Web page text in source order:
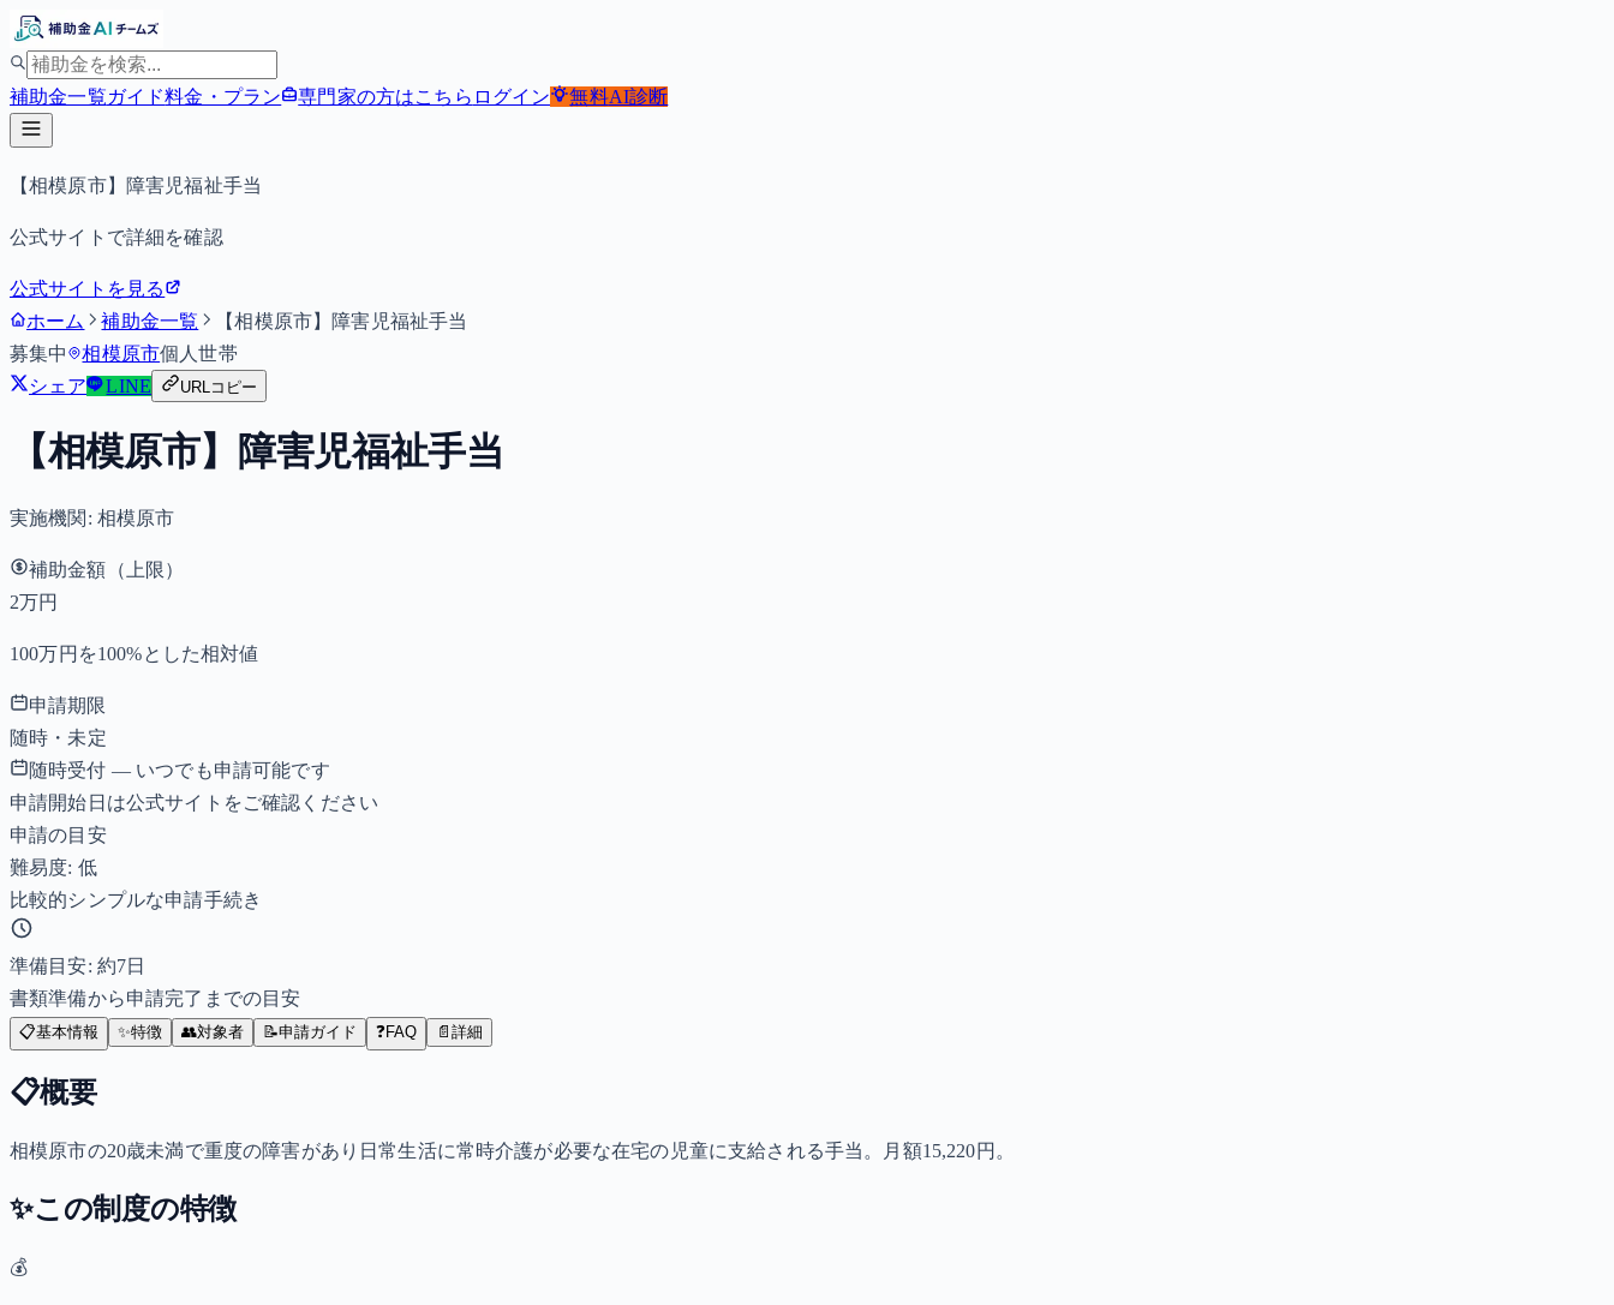
補助金一覧ガイド料金・プラン 専門家の方はこちら ログイン 無料AI診断
【相模原市】障害児福祉手当
公式サイトで詳細を確認
公式サイトを見る
ホーム
補助金一覧
【相模原市】障害児福祉手当
募集中
相模原市個人世帯
シェア
LINE URLコピー
【相模原市】障害児福祉手当
実施機関: 相模原市
補助金額（上限）
2万円
100万円を100%とした相対値
申請期限
随時・未定
随時受付 — いつでも申請可能です
申請開始日は公式サイトをご確認ください
申請の目安
難易度: 低
比較的シンプルな申請手続き
準備目安: 約7日
書類準備から申請完了までの目安
📋基本情報 ✨特徴 👥対象者 📝申請ガイド ❓FAQ 📄 詳細
📋概要
相模原市の20歳未満で重度の障害があり日常生活に常時介護が必要な在宅の児童に支給される手当。月額15,220円。
✨この制度の特徴
💰